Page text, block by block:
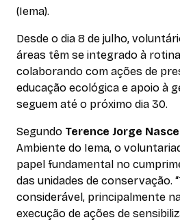
(Iema).
Desde o dia 8 de julho,
áreas têm se integrado à
colaborando com ações de
educação ecológica e apoio à
seguem até o próximo dia 30.
Segundo Terence Jorge
Ambiente do Iema, o
papel fundamental no
das unidades de conservação.
considerável, principalmente
execução de ações de